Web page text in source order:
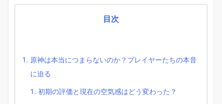
目次
原神は本当につまらないのか？プレイヤーたちの本音
に迫る
初期の評価と現在の空気感はどう変わった？